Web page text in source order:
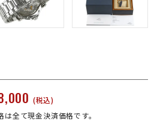
(税込)
全て現金決済価格です。